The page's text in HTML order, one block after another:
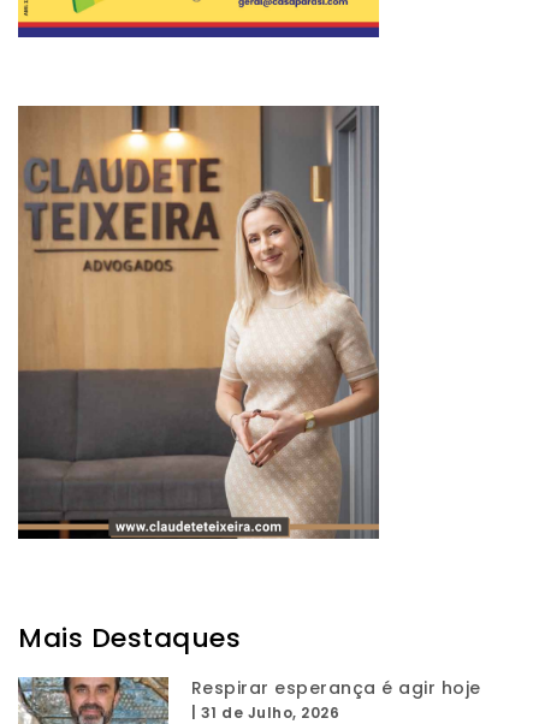
Mais Destaques
Respirar esperança é agir hoje
31 de Julho, 2026